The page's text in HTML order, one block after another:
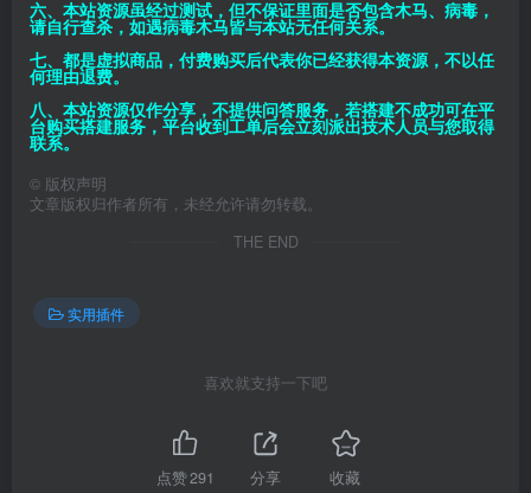
六、本站资源虽经过测试，但不保证里面是否包含木马、病毒，
请自行查杀，如遇病毒木马皆与本站无任何关系。
七、都是虚拟商品，付费购买后代表你已经获得本资源，不以任
何理由退费。
八、本站资源仅作分享，不提供问答服务，若搭建不成功可在平
台购买搭建服务，平台收到工单后会立刻派出技术人员与您取得
联系。
© 版权声明
文章版权归作者所有，未经允许请勿转载。
THE END
实用插件
喜欢就支持一下吧
点赞291 分享 收藏